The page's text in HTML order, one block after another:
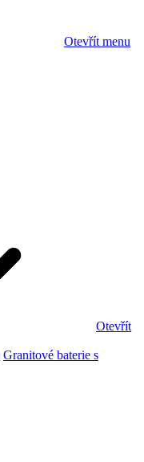
Otevřít menu
Otevřít
Granitové baterie s